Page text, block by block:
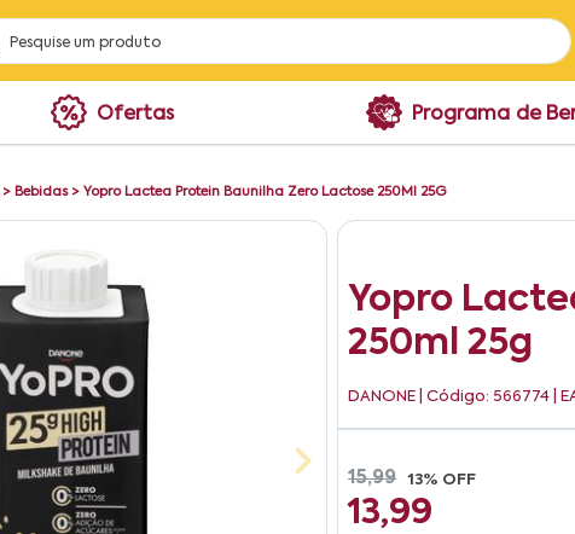
Ofertas Programa de
> Bebidas> Yopro Lactea Protein Baunilha Zero Lactose 250Ml 25G
Yopro
250ml 25g
DANONE | Código: 566774 |
15,99 13% OFF
13,99